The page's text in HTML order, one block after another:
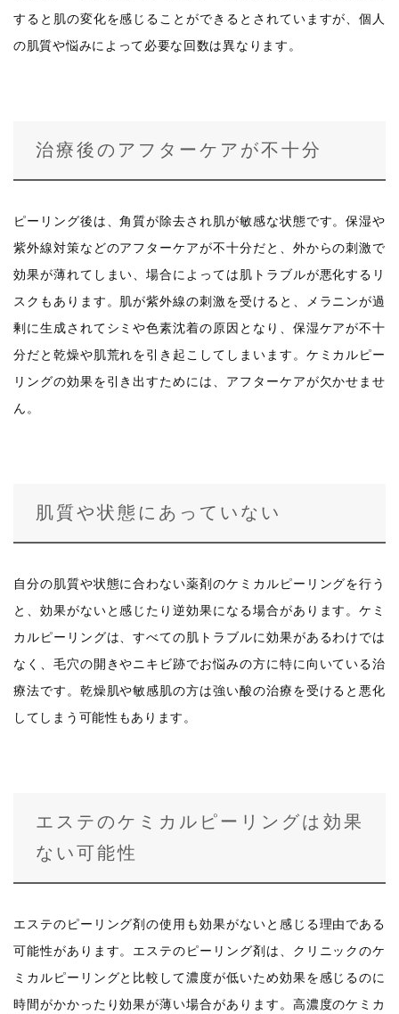
すると肌の変化を感じることができるとされていますが、個人
の肌質や悩みによって必要な回数は異なります。
治療後のアフターケアが不十分
ピーリング後は、角質が除去され肌が敏感な状態です。保湿や
紫外線対策などのアフターケアが不十分だと、外からの刺激で
効果が薄れてしまい、場合によっては肌トラブルが悪化するリ
スクもあります。肌が紫外線の刺激を受けると、メラニンが過
剰に生成されてシミや色素沈着の原因となり、保湿ケアが不十
分だと乾燥や肌荒れを引き起こしてしまいます。ケミカルピー
リングの効果を引き出すためには、アフターケアが欠かせませ
ん。
肌質や状態にあっていない
自分の肌質や状態に合わない薬剤のケミカルピーリングを行う
と、効果がないと感じたり逆効果になる場合があります。ケミ
カルピーリングは、すべての肌トラブルに効果があるわけでは
なく、毛穴の開きやニキビ跡でお悩みの方に特に向いている治
療法です。乾燥肌や敏感肌の方は強い酸の治療を受けると悪化
してしまう可能性もあります。
エステのケミカルピーリングは効果
ない可能性
エステのピーリング剤の使用も効果がないと感じる理由である
可能性があります。エステのピーリング剤は、クリニックのケ
ミカルピーリングと比較して濃度が低いため効果を感じるのに
時間がかかったり効果が薄い場合があります。高濃度のケミカ